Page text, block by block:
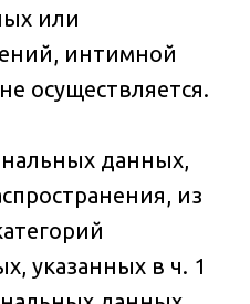
или
интимной
осуществляется.
данных,
из
указанных в ч. 1